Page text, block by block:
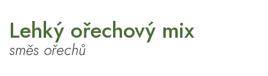
Lehký ořechový mix
směs ořechů